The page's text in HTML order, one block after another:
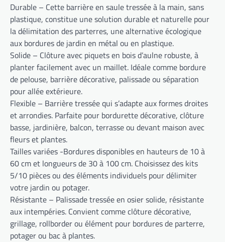
Durable – Cette barrière en saule tressée à la main, sans
plastique, constitue une solution durable et naturelle pour
la délimitation des parterres, une alternative écologique
aux bordures de jardin en métal ou en plastique.
Solide – Clôture avec piquets en bois d’aulne robuste, à
planter facilement avec un maillet. Idéale comme bordure
de pelouse, barrière décorative, palissade ou séparation
pour allée extérieure.
Flexible – Barrière tressée qui s’adapte aux formes droites
et arrondies. Parfaite pour bordurette décorative, clôture
basse, jardinière, balcon, terrasse ou devant maison avec
fleurs et plantes.
Tailles variées -Bordures disponibles en hauteurs de 10 à
60 cm et longueurs de 30 à 100 cm. Choisissez des kits
5/10 pièces ou des éléments individuels pour délimiter
votre jardin ou potager.
Résistante – Palissade tressée en osier solide, résistante
aux intempéries. Convient comme clôture décorative,
grillage, rollborder ou élément pour bordures de parterre,
potager ou bac à plantes.